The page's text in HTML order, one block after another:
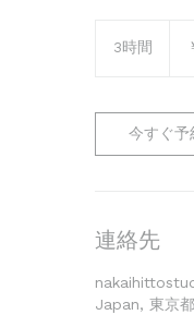
3時間
今すぐ予
連絡先
Japan, 東京